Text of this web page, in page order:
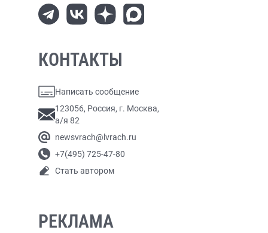
КОНТАКТЫ
Написать сообщение
123056, Россия, г. Москва,
а/я 82
newsvrach@lvrach.ru
+7(495) 725-47-80
Стать автором
РЕКЛАМА